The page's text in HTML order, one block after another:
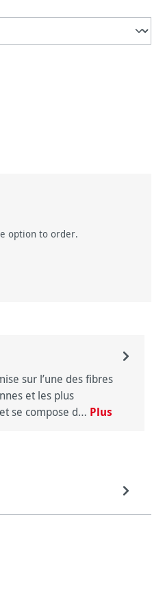
option to order.
sur l’une des fibres
et les plus
se compose d… Plus